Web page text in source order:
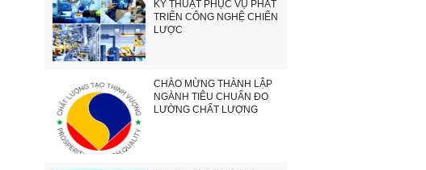
KỸ THUẬT PHỤC VỤ PHÁT
TRIỂN CÔNG NGHỆ CHIẾN
LƯỢC
CHÀO MỪNG THÀNH LẬP
NGÀNH TIÊU CHUẨN ĐO
LƯỜNG CHẤT LƯỢNG